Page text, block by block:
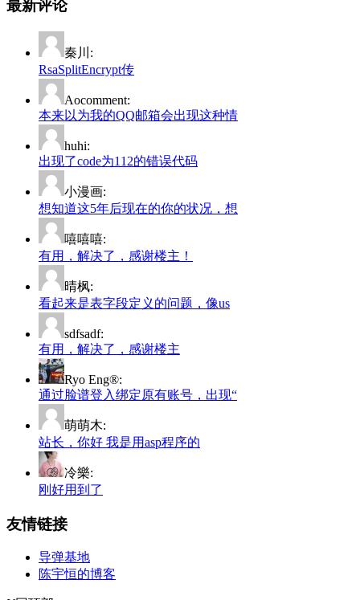
最新评论
秦川:
RsaSplitEncrypt传
Aocomment:
本来以为我的QQ邮箱会出现这种情
huhi:
出现了code为112的错误代码
小漫画:
想知道这5年后现在的你的状况，想
嘻嘻嘻:
有用，解决了，感谢楼主！
晴枫:
看起来是表字段定义的问题，像us
sdfsadf:
有用，解决了，感谢楼主
Ryo Eng®:
通过脸谱登入绑定原有账号，出现“
萌萌木:
站长，你好 我是用asp程序的
冷樂:
刚好用到了
友情链接
导弹基地
陈宇恒的博客